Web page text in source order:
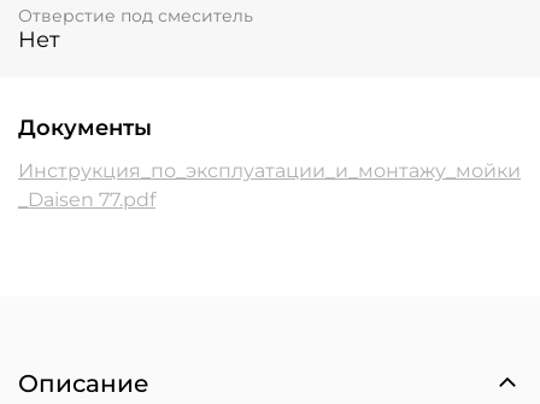
Отверстие под смеситель
Нет
Документы
Инструкция_по_эксплуатации_и_монтажу_мойки
_Daisen 77.pdf
Описание